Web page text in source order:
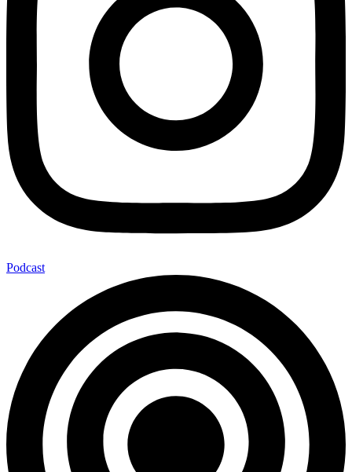
Podcast